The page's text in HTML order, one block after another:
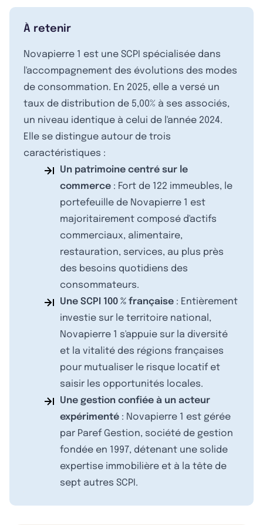
À retenir
Novapierre 1 est une SCPI spécialisée dans
l'accompagnement des évolutions des modes
de consommation. En 2025, elle a versé un
taux de distribution de 5,00% à ses associés,
un niveau identique à celui de l'année 2024.
Elle se distingue autour de trois
caractéristiques :
Un patrimoine centré sur le
commerce : Fort de 122 immeubles, le
portefeuille de Novapierre 1 est
majoritairement composé d'actifs
commerciaux, alimentaire,
restauration, services, au plus près
des besoins quotidiens des
consommateurs.
Une SCPI 100 % française : Entièrement
investie sur le territoire national,
Novapierre 1 s'appuie sur la diversité
et la vitalité des régions françaises
pour mutualiser le risque locatif et
saisir les opportunités locales.
Une gestion confiée à un acteur
expérimenté : Novapierre 1 est gérée
par Paref Gestion, société de gestion
fondée en 1997, détenant une solide
expertise immobilière et à la tête de
sept autres SCPI.